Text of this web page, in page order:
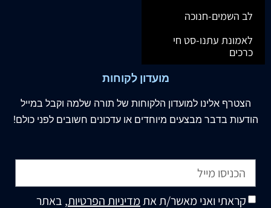
לב השמים-חנוכה
לאמונת עתנו-סט חי
כרכים
מועדון לקוחות
הצטרף אלינו למועדון הלקוחות של תורה שלמה וקבל במייל
הודעות בדבר מבצעים מיוחדים או עדכונים חשובים לפני כולם!
קראתי ואני מאשר/ת אתמדיניות הפרטיות, באתר